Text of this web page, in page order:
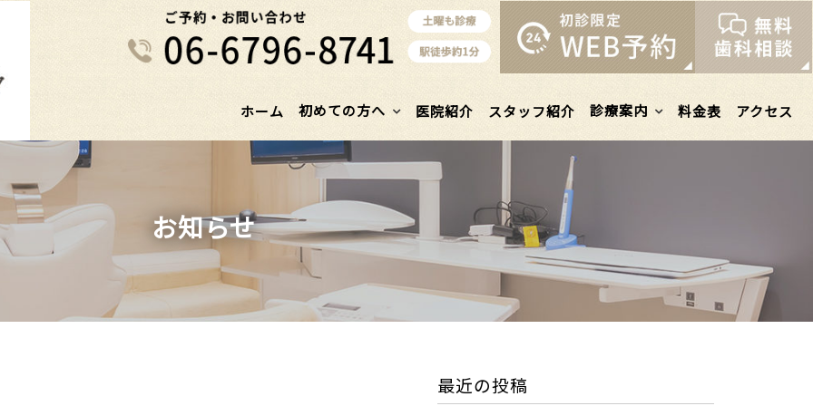
ホーム 初めての方へ 医院紹介 スタッフ紹介 診療案内 料金表 アクセス
お知らせ
最近の投稿